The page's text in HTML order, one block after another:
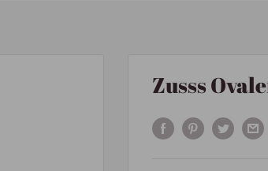
Zusss